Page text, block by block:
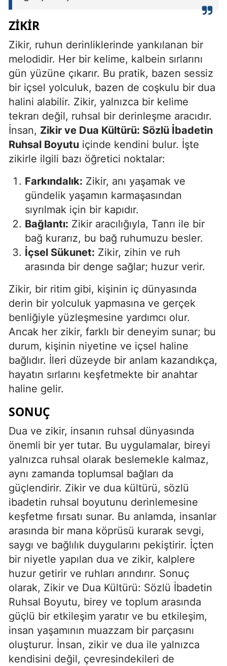
ZIKIR
Zikir, ruhun derinliklerinde yankılanan bir
melodidir. Her bir kelime, kalbein sırlarını
gün yüzüne çıkarır. Bu pratik, bazen sessiz
bir içsel yolculuk, bazen de coşkulu bir dua
halini alabilir. Zikir, yalnızca bir kelime
tekrarı değil, ruhsal bir derinleşme aracıdır.
İnsan, Zikir ve Dua Kültürü: Sözlü İbadetin
Ruhsal Boyutu içinde kendini bulur. İşte
zikirle ilgili bazı öğretici noktalar:
Farkındalık: Zikir, anı yaşamak ve
gündelik yaşamın karmaşasından
sıyrılmak için bir kapıdır.
Bağlantı: Zikir aracılığıyla, Tanrı ile bir
bağ kurarız, bu bağ ruhumuzu besler.
İçsel Sükunet: Zikir, zihin ve ruh
arasında bir denge sağlar; huzur verir.
Zikir, bir ritim gibi, kişinin iç dünyasında
derin bir yolculuk yapmasına ve gerçek
benliğiyle yüzleşmesine yardımcı olur.
Ancak her zikir, farklı bir deneyim sunar; bu
durum, kişinin niyetine ve içsel haline
bağlıdır. İleri düzeyde bir anlam kazandıkça,
hayatın sırlarını keşfetmekte bir anahtar
haline gelir.
SONUÇ
Dua ve zikir, insanın ruhsal dünyasında
önemli bir yer tutar. Bu uygulamalar, bireyi
yalnızca ruhsal olarak beslemekle kalmaz,
aynı zamanda toplumsal bağları da
güçlendirir. Zikir ve dua kültürü, sözlü
ibadetin ruhsal boyutunu derinlemesine
keşfetme fırsatı sunar. Bu anlamda, insanlar
arasında bir mana köprüsü kurarak sevgi,
saygı ve bağlılık duygularını pekiştirir. İçten
bir niyetle yapılan dua ve zikir, kalplere
huzur getirir ve ruhları arındırır. Sonuç
olarak, Zikir ve Dua Kültürü: Sözlü İbadetin
Ruhsal Boyutu, birey ve toplum arasında
güçlü bir etkileşim yaratır ve bu etkileşim,
insan yaşamının muazzam bir parçasını
oluşturur. İnsan, zikir ve dua ile yalnızca
kendisini değil, çevresindekileri de